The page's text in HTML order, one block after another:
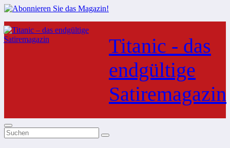
Zum
Inhalt
springen
Titanic - das
endgültige
Satiremagazin